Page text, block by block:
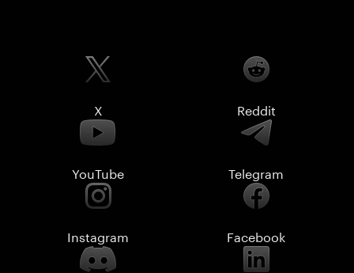
X Reddit
YouTube Telegram
Instagram Facebook